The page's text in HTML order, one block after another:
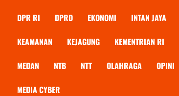
DPR RI DPRD EKONOMI INTAN JAYA
KEAMANAN KEJAGUNG KEMENTRIAN RI
MEDAN NTB NTT OLAHRAGA OPINI
MEDIA CYBER